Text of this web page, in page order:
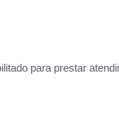
para prestar